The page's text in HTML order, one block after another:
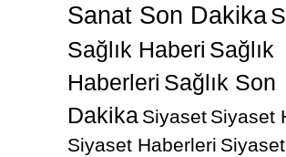
Sanat Son Dakika
Sağlık Haberi Sağlık
Haberleri Sağlık Son
Dakika Siyaset Siyaset
Siyaset Haberleri